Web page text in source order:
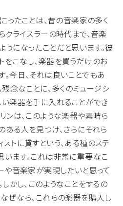
ったことは、昔の音楽家の多く
クライスラーの時代まで、音楽
になったことだと思います。彼
こなし、楽器を買うだけのお
今日、それは良いことでもあ
残念なことに、多くのミュージシ
楽器を手に入れることができ
ンは、このような楽器や素晴ら
る人を見つけ、さらにそれら
トに貸すという、ある種のステ
ます。これは非常に重要なこ
や音楽家が実現したいと思って
しかし、このようなことをするの
ぜなら、これらの楽器を購入し